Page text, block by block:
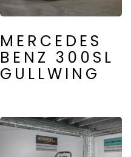
MERCEDES
BENZ 300SL
GULLWING